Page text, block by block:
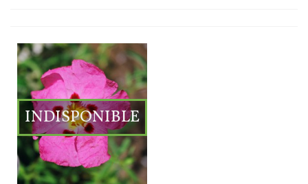
INDISPONIBLE